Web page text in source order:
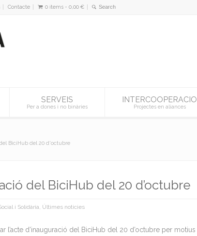
Contacte 0 items - 0,00 €
SERVEIS
Per a dones i no binàries
INTERCOOPERACIO
Projectes en aliances
BiciHub del 20 d'octubre
del BiciHub del 20 d’octubre
i Solidària, Últimes noticies
l’acte d’inauguració del BiciHub del 20 d’octubre per motius